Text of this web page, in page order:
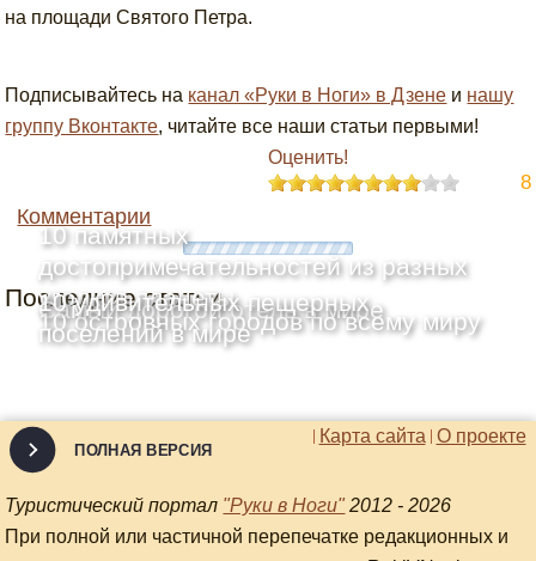
на площади Святого Петра.
Подписывайтесь на канал «Руки в Ноги» в Дзене и нашу
группу Вконтакте, читайте все наши статьи первыми!
Оценить!
8
Комментарии
Последние статьи
10 памятных
достопримечательностей из разных
уголков планеты
Самый дорогой отель в мире
10 островных городов по всему миру
10 удивительных пещерных
поселений в мире
О проекте
Карта сайта
ПОЛНАЯ ВЕРСИЯ
Туристический портал "Руки в Ноги" 2012 - 2026
При полной или частичной перепечатке редакционных и